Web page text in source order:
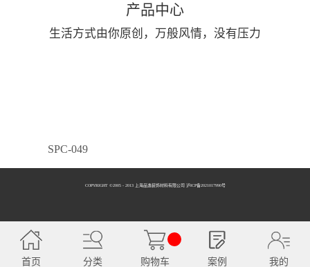
产品中心
生活方式由你原创，万般风情，没有压力
SPC-049
SPC-050
COPYRIGHT ©2005 - 2013 上海品逸装饰材料有限公司 泸ICP备2021017990号
首页 分类 购物车 案例 我的